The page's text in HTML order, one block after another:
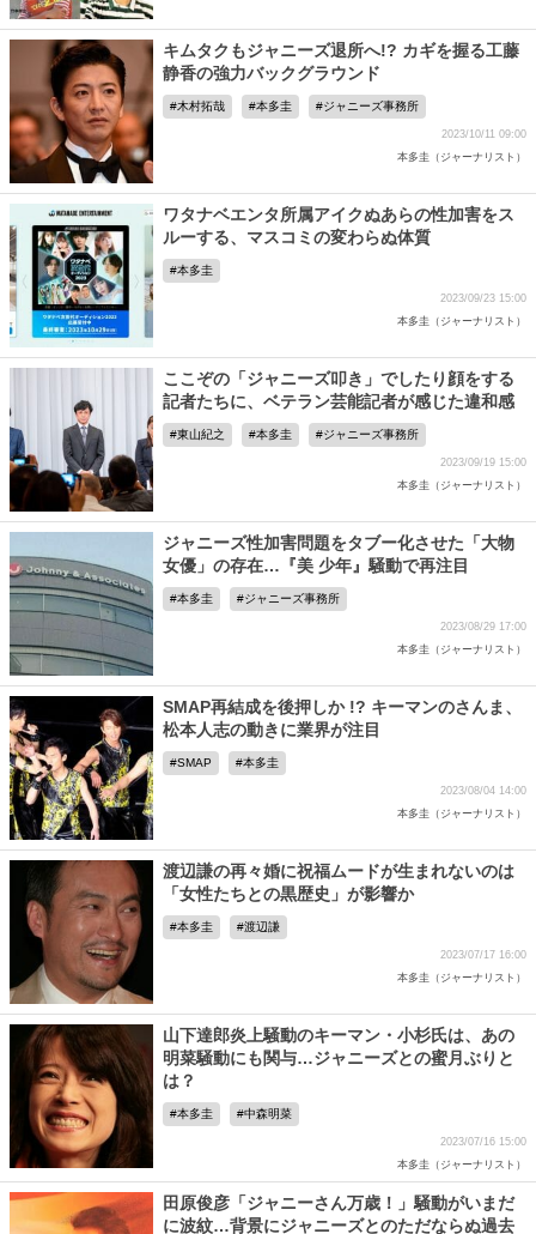
キムタクもジャニーズ退所へ!? カギを握る工藤
静香の強力バックグラウンド
木村拓哉 本多圭 ジャニーズ事務所
2023/10/11 09:00
本多圭（ジャーナリスト）
ワタナベエンタ所属アイクぬあらの性加害をス
ルーする、マスコミの変わらぬ体質
本多圭
2023/09/23 15:00
本多圭（ジャーナリスト）
ここぞの「ジャニーズ叩き」でしたり顔をする
記者たちに、ベテラン芸能記者が感じた違和感
東山紀之 本多圭 ジャニーズ事務所
2023/09/19 15:00
本多圭（ジャーナリスト）
ジャニーズ性加害問題をタブー化させた「大物
女優」の存在…『美 少年』騒動で再注目
本多圭 ジャニーズ事務所
2023/08/29 17:00
本多圭（ジャーナリスト）
SMAP再結成を後押しか !? キーマンのさんま、
松本人志の動きに業界が注目
SMAP 本多圭
2023/08/04 14:00
本多圭（ジャーナリスト）
渡辺謙の再々婚に祝福ムードが生まれないのは
「女性たちとの黒歴史」が影響か
本多圭 渡辺謙
2023/07/17 16:00
本多圭（ジャーナリスト）
山下達郎炎上騒動のキーマン・小杉氏は、あの
明菜騒動にも関与…ジャニーズとの蜜月ぶりと
は？
本多圭 中森明菜
2023/07/16 15:00
本多圭（ジャーナリスト）
田原俊彦「ジャニーさん万歳！」騒動がいまだ
に波紋…背景にジャニーズとのただならぬ過去